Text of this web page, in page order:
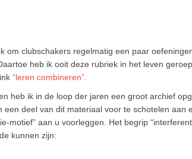
om clubschakers regelmatig een paar
heb ik ooit deze rubriek in het leven
“leren combineren”
heb ik in de loop der jaren een groot archief
deel van dit materiaal voor te schotelen aan
motief” aan u voorleggen. Het begrip
kunnen zijn: